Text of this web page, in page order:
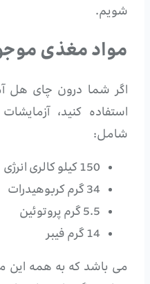
شویم.
مواد مغذی
استفاده کنید،
شامل:
150 کیلو کالری انرژی
34 گرم کربوهیدرات
5.5 گرم پروتوئین
14 گرم فیبر
می باشد که به همه این